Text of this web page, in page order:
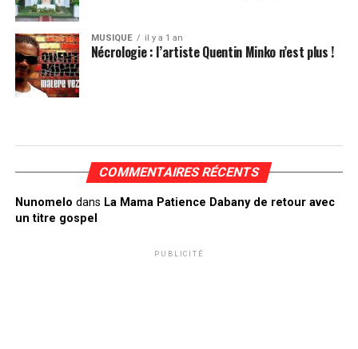
MUSIQUE il y a 1 an
Nécrologie : l’artiste Quentin Minko n’est plus !
COMMENTAIRES RÉCENTS
Nunomelo dans La Mama Patience Dabany de retour avec
un titre gospel
PUBLICITÉ